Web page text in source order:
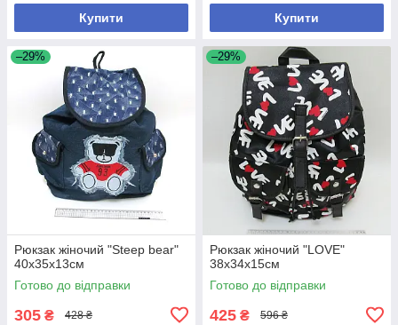
Купити Купити
–29%
Рюкзак жіночий "Steep bear"
40х35х13см
Готово до відправки
305 ₴ 428 ₴
–29%
Рюкзак жіночий "LOVE"
38х34х15см
Готово до відправки
425 ₴ 596 ₴